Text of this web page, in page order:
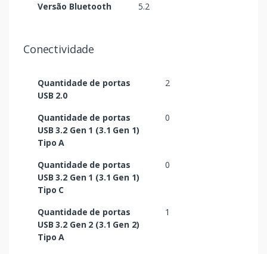
Versão Bluetooth 5.2
Conectividade
Quantidade de portas
USB 2.0
2
Quantidade de portas
USB 3.2 Gen 1 (3.1 Gen 1)
Tipo A
0
Quantidade de portas
USB 3.2 Gen 1 (3.1 Gen 1)
Tipo C
0
Quantidade de portas
USB 3.2 Gen 2 (3.1 Gen 2)
Tipo A
1